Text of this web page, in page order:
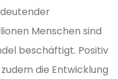
Menschen sind
beschäftigt. Positiv
die Entwicklung